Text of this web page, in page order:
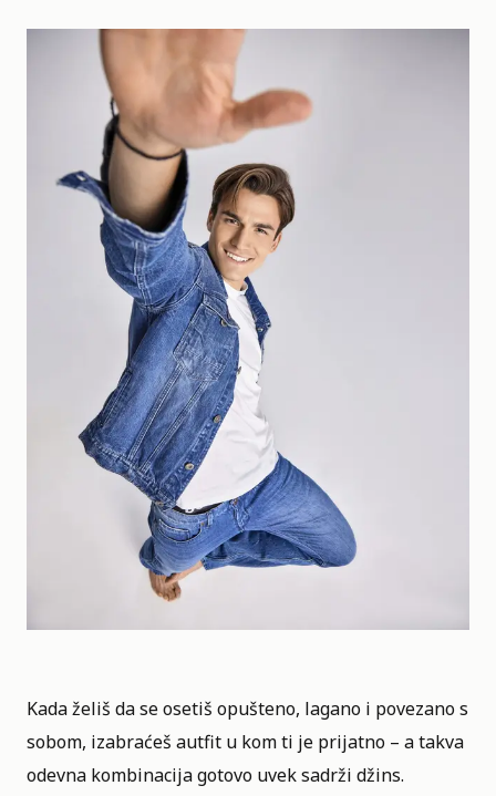
Kada želiš da se osetiš opušteno, lagano i povezano s
sobom, izabraćeš autfit u kom ti je prijatno – a takva
odevna kombinacija gotovo uvek sadrži džins.